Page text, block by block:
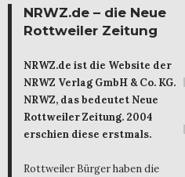
NRWZ.de – die Neue
Rottweiler Zeitung
NRWZ.de ist die Website der
NRWZ Verlag GmbH & Co. KG.
NRWZ, das bedeutet Neue
Rottweiler Zeitung. 2004
erschien diese erstmals.
Rottweiler Bürger haben die